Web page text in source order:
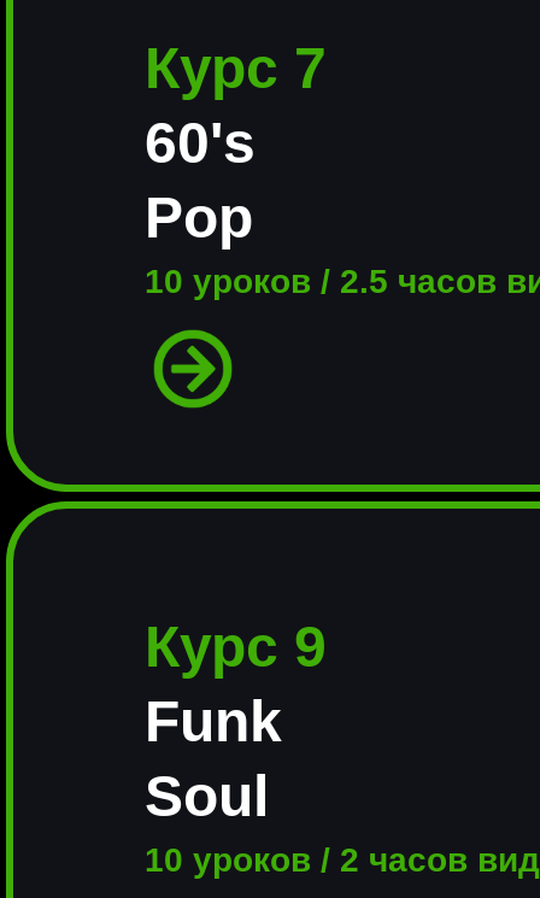
Курс 9
Funk
Soul
10 уроков / 2 часов
10 уроков / 2.5 часов
Курс 7
60's
Pop